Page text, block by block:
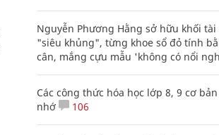
Nguyễn Phương Hằng sở hữu khối tài
"siêu khủng", từng khoe sổ đỏ tính
cân, mắng cựu mẫu 'không có nổi
Các công thức hóa học lớp 8, 9 cơ
nhớ
106